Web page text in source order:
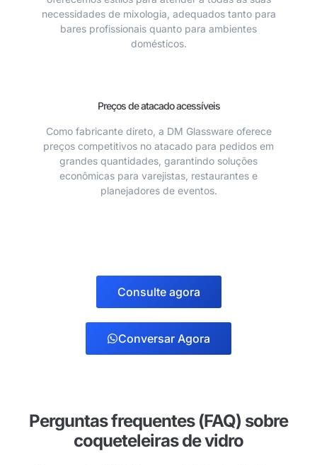
necessidades de mixologia, adequados tanto para
bares profissionais quanto para ambientes
domésticos.
Preços de atacado acessíveis
Como fabricante direto, a DM Glassware oferece
preços competitivos no atacado para pedidos em
grandes quantidades, garantindo soluções
econômicas para varejistas, restaurantes e
planejadores de eventos.
Consulte agora
Conversar Agora
Perguntas frequentes (FAQ) sobre
coqueteleiras de vidro